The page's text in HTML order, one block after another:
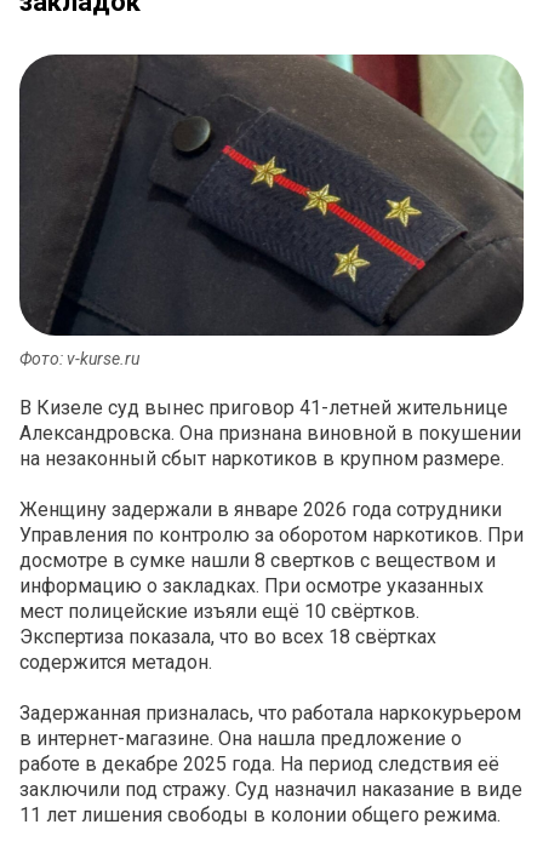
Фото: v-kurse.ru
В Кизеле суд вынес приговор 41-летней жительнице
Александровска. Она признана виновной в покушении
на незаконный сбыт наркотиков в крупном размере.
Женщину задержали в январе 2026 года сотрудники
Управления по контролю за оборотом наркотиков. При
досмотре в сумке нашли 8 свертков с веществом и
информацию о закладках. При осмотре указанных
мест полицейские изъяли ещё 10 свёртков.
Экспертиза показала, что во всех 18 свёртках
содержится метадон.
Задержанная призналась, что работала наркокурьером
в интернет-магазине. Она нашла предложение о
работе в декабре 2025 года. На период следствия её
заключили под стражу. Суд назначил наказание в виде
11 лет лишения свободы в колонии общего режима.